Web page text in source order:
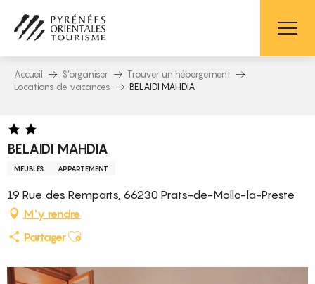
contenu
principal
Accueil S’organiser
Trouver un hébergement
Locations de vacances
BELAIDI MAHDIA
BELAIDI MAHDIA
MEUBLÉS APPARTEMENT
19 Rue des Remparts, 66230 Prats-de-Mollo-la-Preste
M'y rendre
PartagerAjouter aux favoris